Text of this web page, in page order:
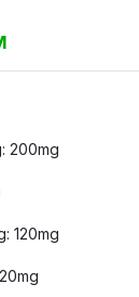
200mg
120mg